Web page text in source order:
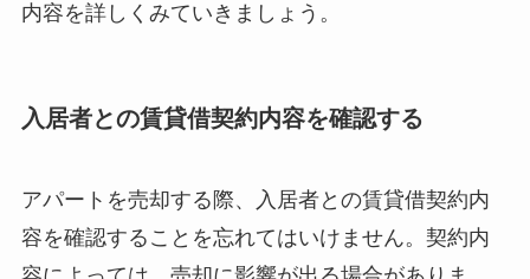
内容を詳しくみていきましょう。
入居者との賃貸借契約内容を確認する
アパートを売却する際、入居者との賃貸借契約内
容を確認することを忘れてはいけません。契約内